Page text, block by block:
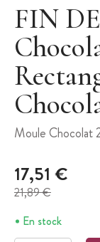
FIN
Moule Chocolat
17,51 €
21,89 €
En stock